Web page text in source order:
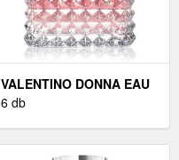
VALENTINO DONNA EAU
DE PARFUM
6 db